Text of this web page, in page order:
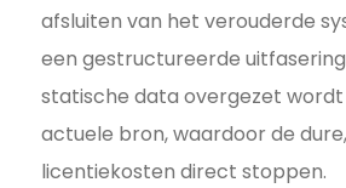
afsluiten van het verouderde
een gestructureerde
statische data overgezet
actuele bron, waardoor de
licentiekosten direct stoppen.